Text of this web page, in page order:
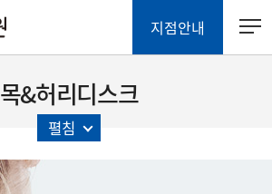
지점안내
목&허리디스크
펼침